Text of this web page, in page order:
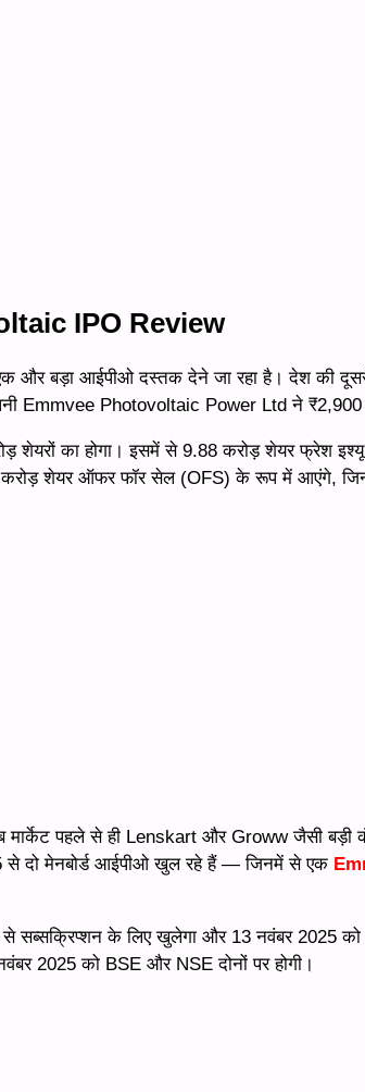
IPO Review
और बड़ा आईपीओ दस्तक देने जा रहा है। देश की
Emmvee Photovoltaic Power Ltd ने
शेयरों का होगा। इसमें से 9.88 करोड़ शेयर फ्रेश
शेयर ऑफर फॉर सेल (OFS) के रूप में आएंगे,
पहले से ही Lenskart और Groww जैसी बड़ी
से दो मेनबोर्ड आईपीओ खुल रहे हैं — जिनमें से एक
सब्सक्रिप्शन के लिए खुलेगा और 13 नवंबर 2025 को
2025 को BSE और NSE दोनों पर होगी।